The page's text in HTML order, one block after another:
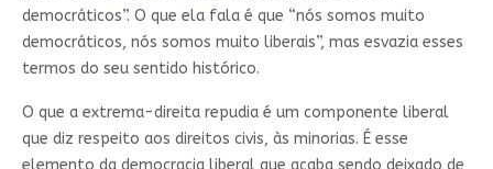
democráticos”. O que ela fala é que “nós somos muito
democráticos, nós somos muito liberais”, mas esvazia esses
termos do seu sentido histórico.
O que a extrema-direita repudia é um componente liberal
que diz respeito aos direitos civis, às minorias. É esse
elemento da democracia liberal que acaba sendo deixado de